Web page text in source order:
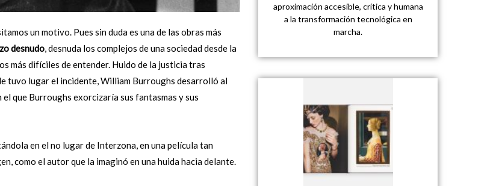
un motivo. Pues sin duda es una de las obras más
desnudo, desnuda los complejos de una sociedad desde la
más difíciles de entender. Huido de la justicia tras
tuvo lugar el incidente, William Burroughs desarrolló al
el que Burroughs exorcizaría sus fantasmas y sus
en el no lugar de Interzona, en una película tan
como el autor que la imaginó en una huida hacia delante.
aproximación accesible, crítica y humana
a la transformación tecnológica en
marcha.